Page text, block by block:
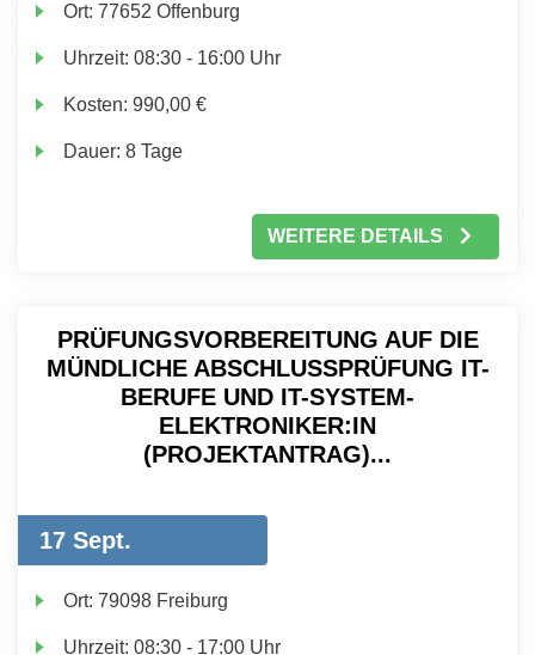
Ort:77652 Offenburg
Uhrzeit:08:30 - 16:00 Uhr
Kosten:990,00 €
Dauer:8 Tage
WEITERE DETAILS
PRÜFUNGSVORBEREITUNG AUF DIE
MÜNDLICHE ABSCHLUSSPRÜFUNG IT-
BERUFE UND IT-SYSTEM-
ELEKTRONIKER:IN
(PROJEKTANTRAG)...
17 Sept.
Ort:79098 Freiburg
Uhrzeit:08:30 - 17:00 Uhr